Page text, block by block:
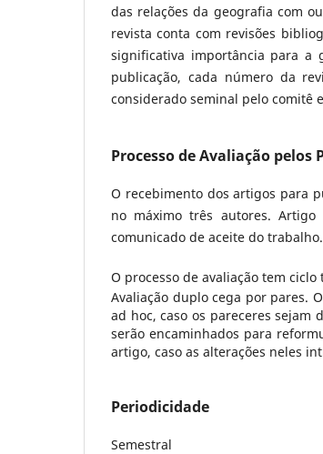
das relações da geografia com
revista conta com revisões
significativa importância para a
publicação, cada número da
considerado seminal pelo comitê
Processo de Avaliação pelos
O recebimento dos artigos para
no máximo três autores.
comunicado de aceite do trabalho.
O processo de avaliação tem
Avaliação duplo cega por pares.
ad hoc, caso os pareceres sejam
serão encaminhados para
artigo, caso as alterações neles
Periodicidade
Semestral